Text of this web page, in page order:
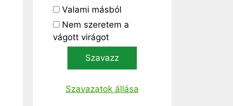
Valami másból
Nem szeretem a
vágott virágot
Szavazatok állása